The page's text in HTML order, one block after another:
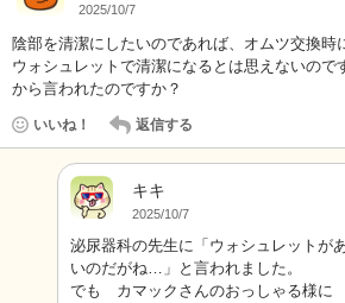
2025/10/7
陰部を清潔にしたいのであれば、オムツ交換時
ウォシュレットで清潔になるとは思えないので
から言われたのですか？
いいね！ 返信する
キキ
2025/10/7
泌尿器科の先生に「ウォシュレットが
いのだがね…」と言われました。
でも カマックさんのおっしゃる様に